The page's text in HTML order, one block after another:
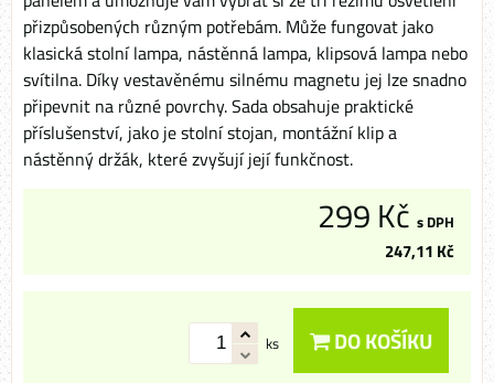
přizpůsobených různým potřebám. Může fungovat jako
klasická stolní lampa, nástěnná lampa, klipsová lampa nebo
svítilna. Díky vestavěnému silnému magnetu jej lze snadno
připevnit na různé povrchy. Sada obsahuje praktické
příslušenství, jako je stolní stojan, montážní klip a
nástěnný držák, které zvyšují její funkčnost.
299 Kč s DPH
247,11 Kč
ks DO KOŠÍKU